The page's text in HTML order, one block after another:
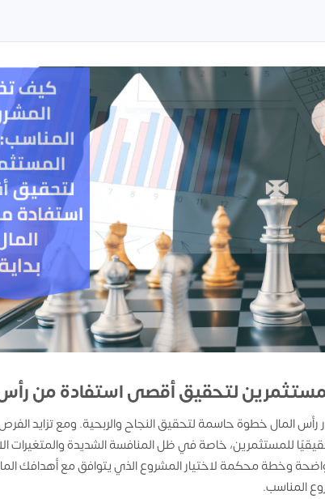
لتحقيق أقصى استفادة من
رأس المال خطوة حاسمة لتحقيق النجاح والربحية. ومع تزايد
حقيقيًا للمستثمرين، خاصة في ظل المنافسة الشديدة والمتغيرات
وخطة محكمة لاختيار المشروع الذي يتوافق مع أهدافك
المناسب.